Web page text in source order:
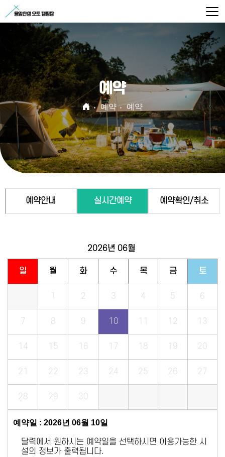
예약
예약 예약
예약안내 실시간예약 예약확인/취소
2026년 06월
일 월 화 수 목 금 토
1 2 3 4 5 6
7 8 9 10 11 12 13
14 15 16 17 18 19 20
21 22 23 24 25 26 27
28 29 30
예약일 : 2026년 06월 10일
달력에서 원하시는 예약일을 선택하시면 이용가능한 시
설의 정보가 출력됩니다.